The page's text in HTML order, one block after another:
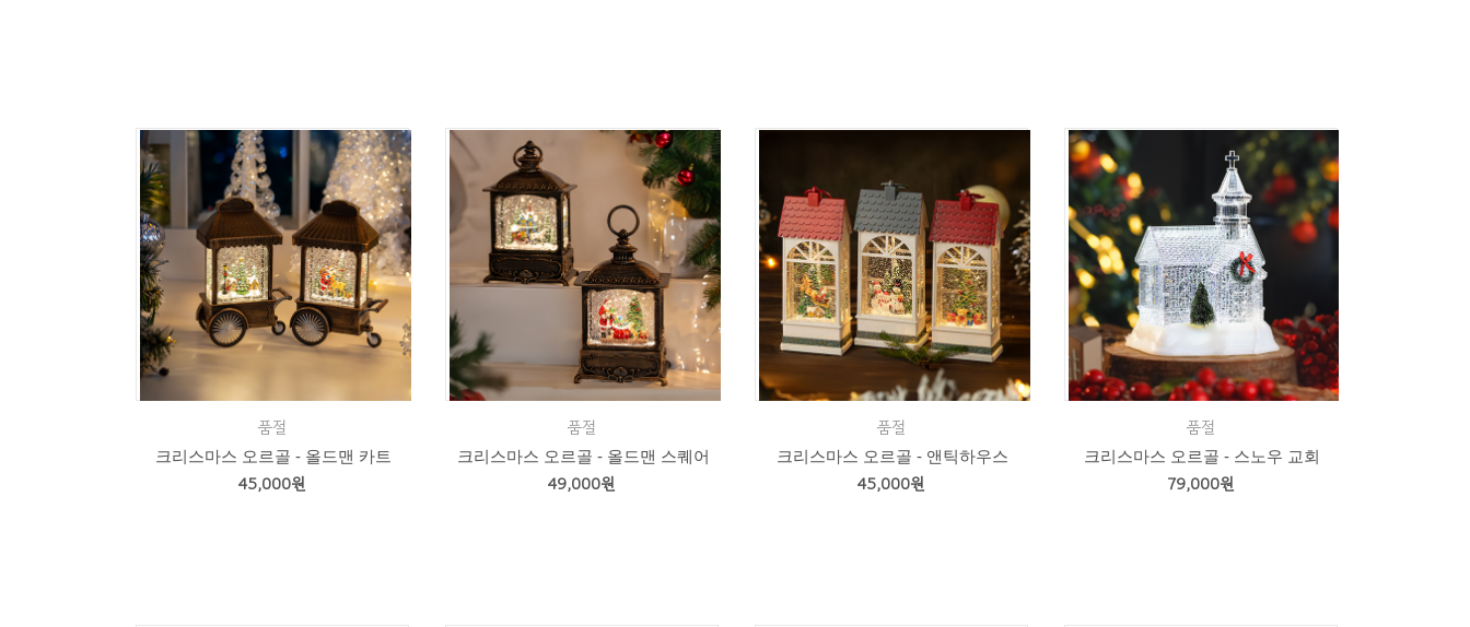
품절
크리스마스 오르골 - 올드맨 카트
45,000원
품절
크리스마스 오르골 - 올드맨 스퀘어
49,000원
품절
크리스마스 오르골 - 앤틱하우스
45,000원
품절
크리스마스 오르골 - 스노우 교회
79,000원